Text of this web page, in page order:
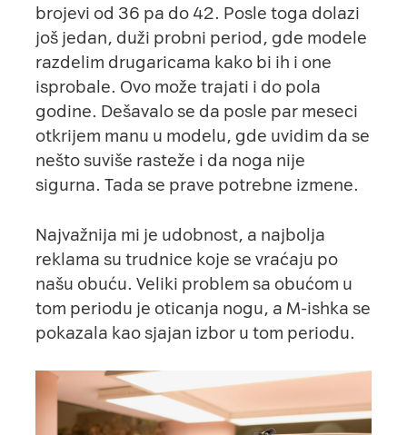
brojevi od 36 pa do 42. Posle toga dolazi
još jedan, duži probni period, gde modele
razdelim drugaricama kako bi ih i one
isprobale. Ovo može trajati i do pola
godine. Dešavalo se da posle par meseci
otkrijem manu u modelu, gde uvidim da se
nešto suviše rasteže i da noga nije
sigurna. Tada se prave potrebne izmene.
Najvažnija mi je udobnost, a najbolja
reklama su trudnice koje se vraćaju po
našu obuću. Veliki problem sa obućom u
tom periodu je oticanja nogu, a M-ishka se
pokazala kao sjajan izbor u tom periodu.